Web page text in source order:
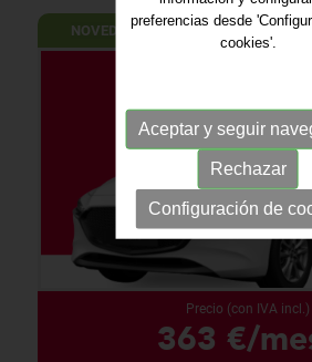
NOVEDAD
Precio (con IVA incl.)
363 €/
preferencias desde
cookies'.
Aceptar y seguir
Rechazar
Configuración de